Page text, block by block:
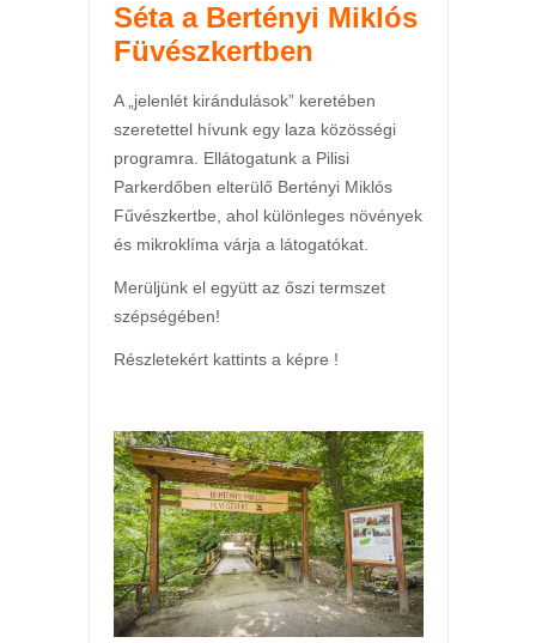
Séta a Bertényi Miklós
Füvészkertben
A „jelenlét kirándulások” keretében
szeretettel hívunk egy laza közösségi
programra. Ellátogatunk a Pilisi
Parkerdőben elterülő Bertényi Miklós
Fűvészkertbe, ahol különleges növények
és mikroklíma várja a látogatókat.
Merüljünk el együtt az őszi termszet
szépségében!
Részletekért kattints a képre !